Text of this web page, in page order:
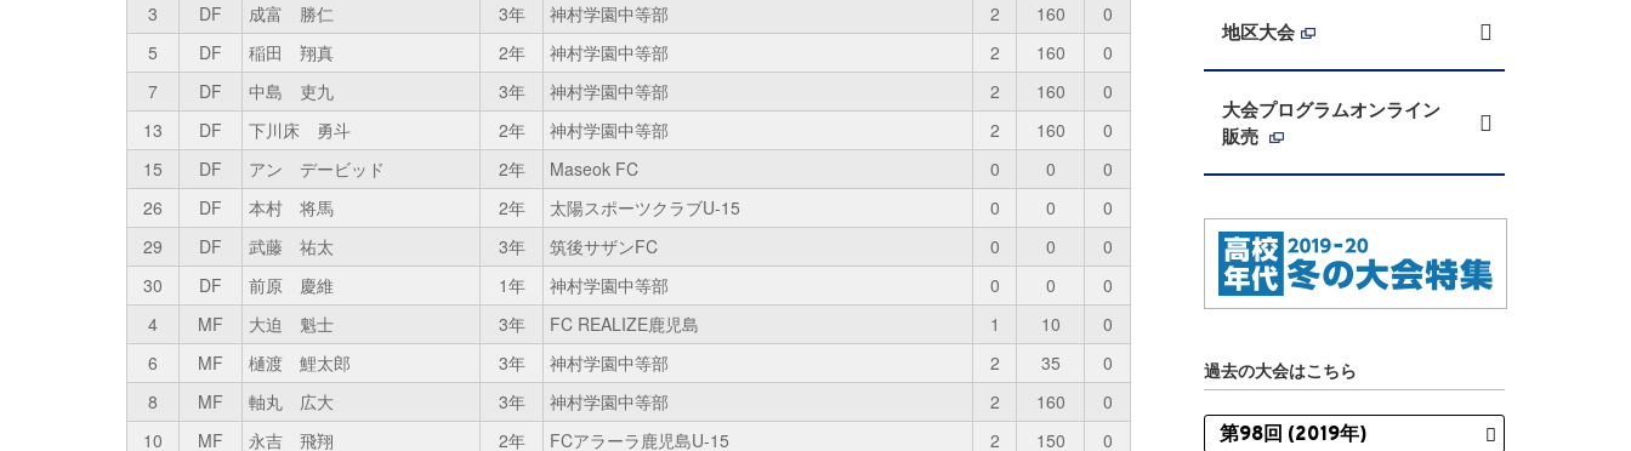
3
DF 成富 勝仁 3年 神村学園中等部 2 160
0
5
DF 稲田 翔真 2年 神村学園中等部 2 160
0
7
DF 中島 吏九 3年 神村学園中等部 2 160
0
13
DF 下川床 勇斗 2年 神村学園中等部 2 160
0
15
DF アン デービッド 2年 Maseok FC 0 0
0
26
DF 本村 将馬 2年 太陽スポーツクラブU-15 0 0
0
29
DF 武藤 祐太 3年 筑後サザンFC 0 0
0
30
DF 前原 慶維 1年 神村学園中等部 0 0
0
4
MF 大迫 魁士 3年 FC REALIZE鹿児島 1 10
0
6
MF 樋渡 鯉太郎 3年 神村学園中等部 2 35
0
8
MF 軸丸 広大 3年 神村学園中等部 2 160
0
10
MF 永吉 飛翔 2年 FCアラーラ鹿児島U-15 2 150
0
地区大会
大会プログラムオンライン
販売
過去の大会はこちら